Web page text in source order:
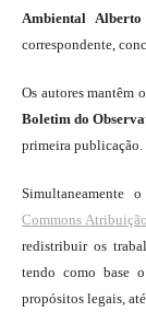
Ambiental
correspondente,
Os autores mantêm
Boletim do
primeira publicação.
Simultaneamente
Commons
redistribuir os
tendo como base
propósitos legais,